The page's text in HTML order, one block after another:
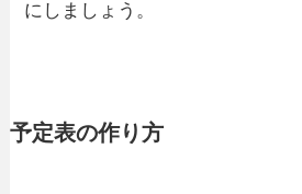
にしましょう。
予定表の作り方